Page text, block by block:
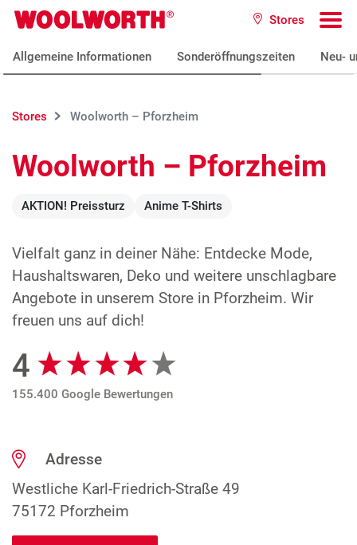
Zum Hauptinhalt
Woolworth GmbH Stores
Allgemeine Informationen Sonderöffnungszeiten Neu-
Stores Woolworth – Pforzheim
Woolworth – Pforzheim
AKTION! Preissturz Anime T-Shirts
Vielfalt ganz in deiner Nähe: Entdecke Mode,
Haushaltswaren, Deko und weitere unschlagbare
Angebote in unserem Store in Pforzheim. Wir
freuen uns auf dich!
Google Bewertungen
4
155.400 Google Bewertungen
Adresse
Westliche Karl-Friedrich-Straße 49
75172 Pforzheim